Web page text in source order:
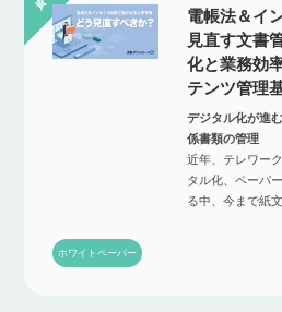
電帳法＆イ
見直す文書
化と業務効
テンツ管理
デジタル化が進
係書類の管理
近年、テレワー
タル化、ペーパ
る中、今まで紙文
ホワイトペーパー